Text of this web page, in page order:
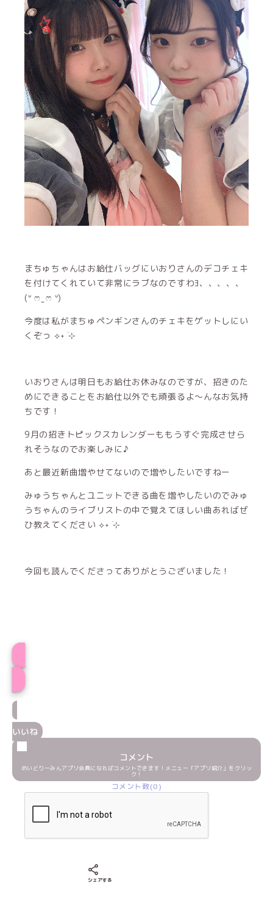
まちゅちゃんはお給仕バッグにいおりさんのデコチェキ
を付けてくれていて非常にラブなのですわﾖ、、、、、
(ᐡ ෆ ̫ ෆ ᐡ)
今度は私がまちゅペンギンさんのチェキをゲットしにい
くぞっ ⟡˖ ࣪⊹
いおりさんは明日もお給仕お休みなのですが、招きのた
めにできることをお給仕以外でも頑張るよ〜んなお気持
ちです！
9月の招きトピックスカレンダーももうすぐ完成させら
れそうなのでお楽しみに♪
あと最近新曲増やせてないので増やしたいですねー
みゅうちゃんとユニットできる曲を増やしたいのでみゅ
うちゃんのライブリストの中で覚えてほしい曲あればぜ
ひ教えてください ⟡˖ ࣪⊹
今回も読んでくださってありがとうございました！
いいね
コメント
めいどりーみんアプリ会員になればコメントできます！メニュー「アプリ紹介」をクリッ
ク！
コメント数(0)
シェアする